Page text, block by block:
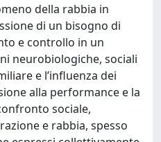
della rabbia in
di un bisogno di
e controllo in un
neurobiologiche, sociali
e l’influenza dei
alla performance e la
sociale,
e rabbia, spesso